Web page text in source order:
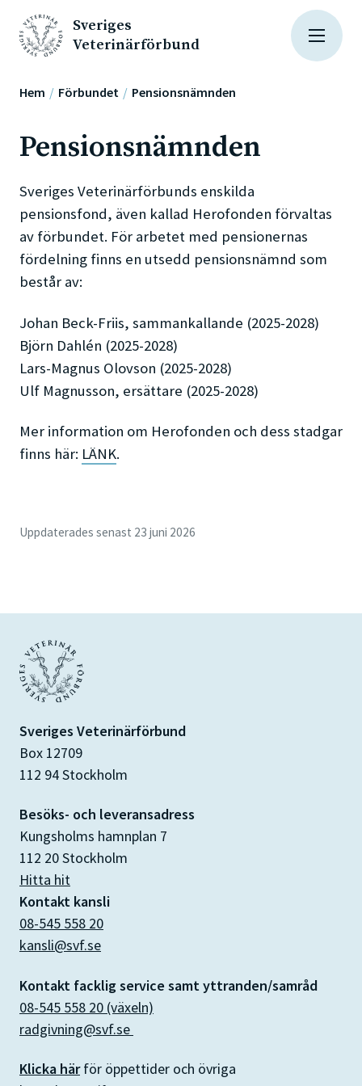
Sveriges
Veterinärförbund
Hem Förbundet Pensionsnämnden
Pensionsnämnden
Sveriges Veterinärförbunds enskilda
pensionsfond, även kallad Herofonden förvaltas
av förbundet. För arbetet med pensionernas
fördelning finns en utsedd pensionsnämnd som
består av:
Johan Beck-Friis, sammankallande (2025-2028)
Björn Dahlén (2025-2028)
Lars-Magnus Olovson (2025-2028)
Ulf Magnusson, ersättare (2025-2028)
Mer information om Herofonden och dess stadgar
finns här: LÄNK.
Uppdaterades senast 23 juni 2026
Sveriges Veterinärförbund
Box 12709
112 94 Stockholm
Besöks- och leveransadress
Kungsholms hamnplan 7
112 20 Stockholm
Hitta hit
Kontakt kansli
08-545 558 20
kansli@svf.se
Kontakt facklig service samt yttranden/samråd
08-545 558 20 (växeln)
radgivning@svf.se
Klicka härför öppettider och övriga